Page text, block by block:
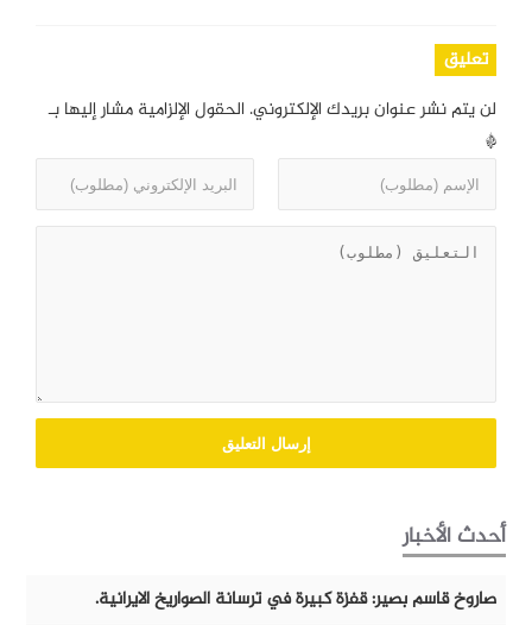
تعليق
لن يتم نشر عنوان بريدك الإلكتروني. الحقول الإلزامية مشار إليها بـ
*
أحدث الأخبار
صاروخ قاسم بصير: قفزة كبيرة في ترسانة الصواريخ الايرانية.